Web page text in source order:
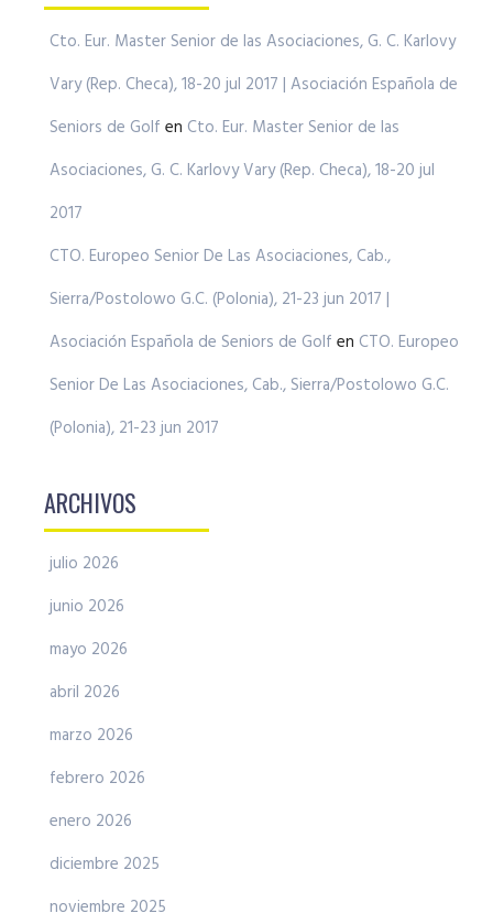
Cto. Eur. Master Senior de las Asociaciones, G. C. Karlovy
Vary (Rep. Checa), 18-20 jul 2017 | Asociación Española de
Seniors de Golf en Cto. Eur. Master Senior de las
Asociaciones, G. C. Karlovy Vary (Rep. Checa), 18-20 jul
2017
CTO. Europeo Senior De Las Asociaciones, Cab.,
Sierra/Postolowo G.C. (Polonia), 21-23 jun 2017 |
Asociación Española de Seniors de Golf en CTO. Europeo
Senior De Las Asociaciones, Cab., Sierra/Postolowo G.C.
(Polonia), 21-23 jun 2017
ARCHIVOS
julio 2026
junio 2026
mayo 2026
abril 2026
marzo 2026
febrero 2026
enero 2026
diciembre 2025